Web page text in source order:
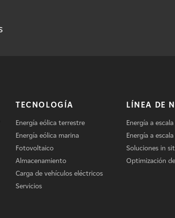
TECNOLOGÍA
Energía eólica terrestre
Energía eólica marina
Fotovoltaico
Almacenamiento
Carga de vehículos eléctricos
Servicios
LÍNEA DE
Energía a
Energía a
Soluciones in
Optimización